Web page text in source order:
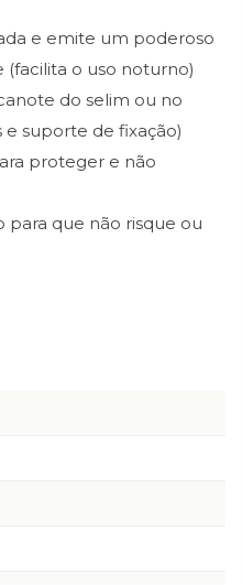
e emite um poderoso
o uso noturno)
do selim ou no
suporte de fixação)
proteger e não
que não risque ou